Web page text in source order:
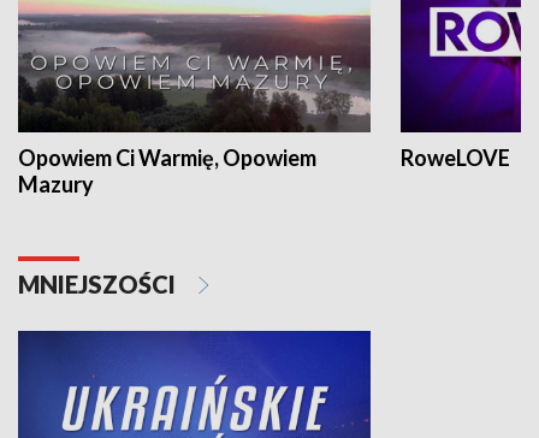
Opowiem Ci Warmię, Opowiem
Mazury
RoweLOVE
MNIEJSZOŚCI